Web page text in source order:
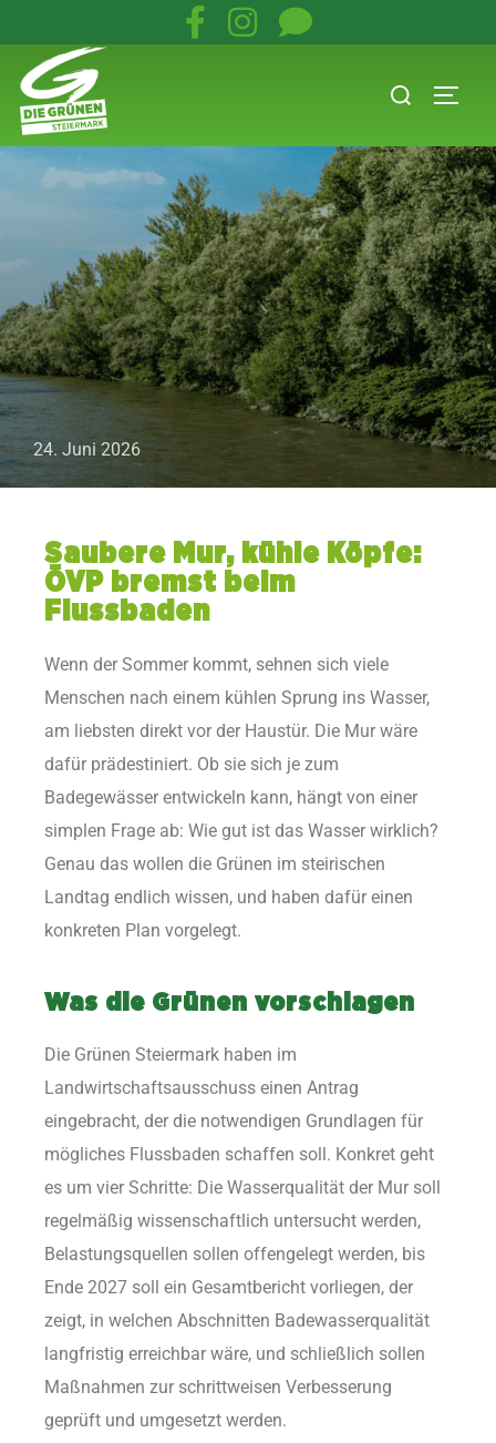
24. Juni 2026
Saubere Mur, kühle Köpfe:
ÖVP bremst beim
Flussbaden
Wenn der Sommer kommt, sehnen sich viele
Menschen nach einem kühlen Sprung ins Wasser,
am liebsten direkt vor der Haustür. Die Mur wäre
dafür prädestiniert. Ob sie sich je zum
Badegewässer entwickeln kann, hängt von einer
simplen Frage ab: Wie gut ist das Wasser wirklich?
Genau das wollen die Grünen im steirischen
Landtag endlich wissen, und haben dafür einen
konkreten Plan vorgelegt.
Was die Grünen vorschlagen
Die Grünen Steiermark haben im
Landwirtschaftsausschuss einen Antrag
eingebracht, der die notwendigen Grundlagen für
mögliches Flussbaden schaffen soll. Konkret geht
es um vier Schritte: Die Wasserqualität der Mur soll
regelmäßig wissenschaftlich untersucht werden,
Belastungsquellen sollen offengelegt werden, bis
Ende 2027 soll ein Gesamtbericht vorliegen, der
zeigt, in welchen Abschnitten Badewasserqualität
langfristig erreichbar wäre, und schließlich sollen
Maßnahmen zur schrittweisen Verbesserung
geprüft und umgesetzt werden.